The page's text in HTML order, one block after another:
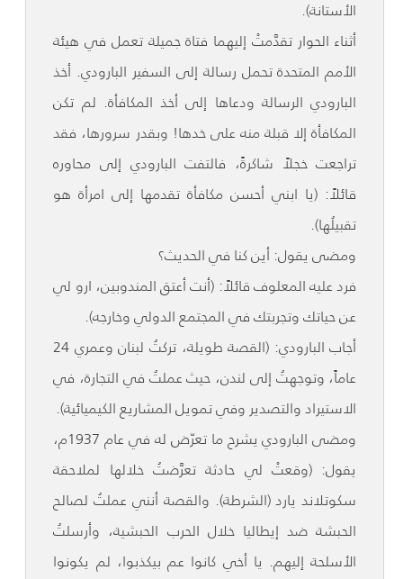
الأستانة).
أثناء الحوار تقدَّمتْ إليهما فتاة جميلة تعمل في هيئة
الأمم المتحدة تحمل رسالة إلى السفير البارودي. أخذ
البارودي الرسالة ودعاها إلى أخذ المكافأة. لم تكن
المكافأة إلا قبلة منه على خدها! وبقدر سرورها، فقد
تراجعت خجلاً شاكرةً، فالتفت البارودي إلى محاوره
قائلاً: (يا ابني أحسن مكافأة تقدمها إلى امرأة هو
تقبيلُها).
ومضى يقول: أين كنا في الحديث؟
فرد عليه المعلوف قائلاً: (أنت أعتق المندوبين، ارو لي
عن حياتك وتجربتك في المجتمع الدولي وخارجه).
أجاب البارودي: (القصة طويلة، تركتُ لبنان وعمري 24
عاماً، وتوجهتُ إلى لندن، حيث عملتُ في التجارة، في
الاستيراد والتصدير وفي تمويل المشاريع الكيميائية).
ومضى البارودي يشرح ما تعرّض له في عام 1937م،
يقول: (وقعتْ لي حادثة تعرَّضتُ خلالها لملاحقة
سكوتلاند يارد (الشرطة). والقصة أنني عملتُ لصالح
الحبشة ضد إيطاليا خلال الحرب الحبشية، وأرسلتُ
الأسلحة إليهم. يا أخي كانوا عم بيكذبوا، لم يكونوا